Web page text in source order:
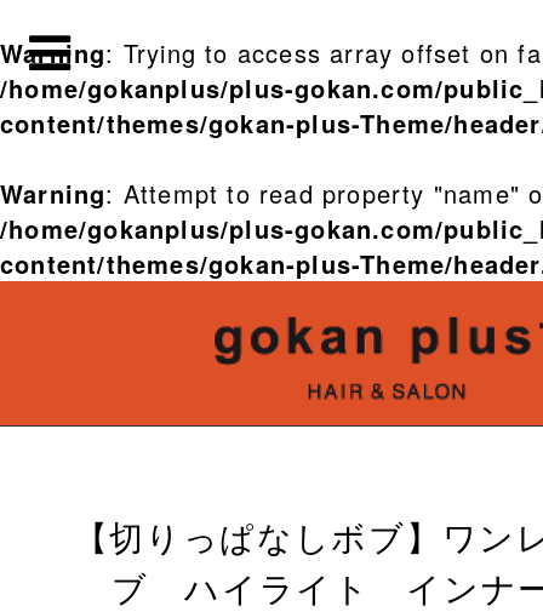
Warning: Trying to access array offset on
/home/gokanplus/plus-gokan.com/
content/themes/gokan-plus-Theme/
Warning: Attempt to read property "name"
/home/gokanplus/plus-gokan.com/
content/themes/gokan-plus-Theme/
【切りっぱなしボブ】ワン
ブ ハイライト インナ